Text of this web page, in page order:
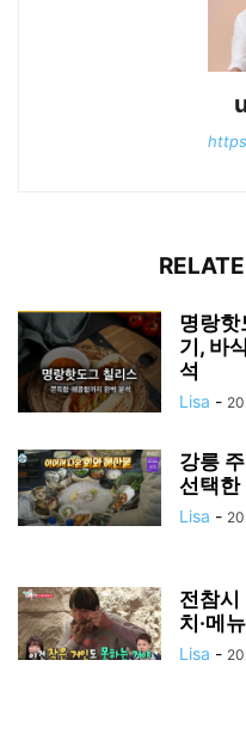
명랑핫
기, 바
석
Lisa -
강릉
선택한
Lisa -
전참시
치·메
Lisa -